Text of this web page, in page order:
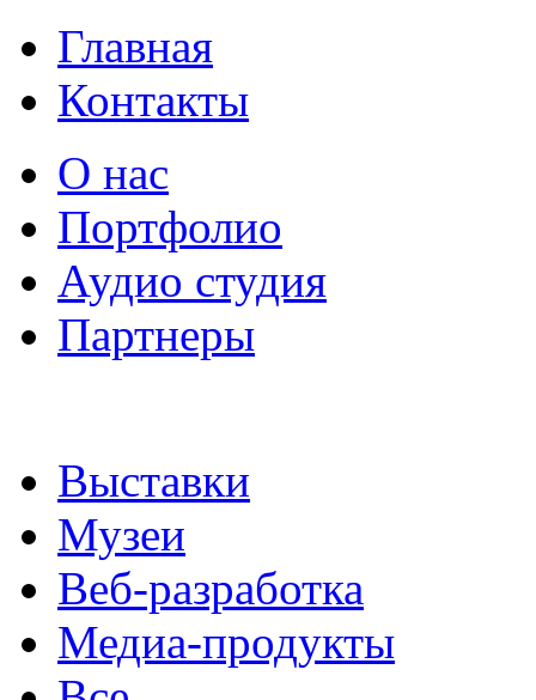
Главная
Контакты
О нас
Портфолио
Аудио студия
Партнеры
Выcтaвки
Музeи
Веб-разработка
Медиа-продукты